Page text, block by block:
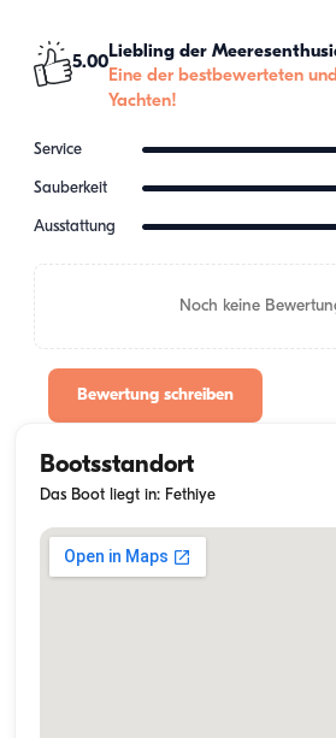
5.00
Liebling der
Eine der bestbewerteten
Yachten!
Service
Sauberkeit
Ausstattung
Noch keine
Bewertung schreiben
Bootsstandort
Das Boot liegt in: Fethiye